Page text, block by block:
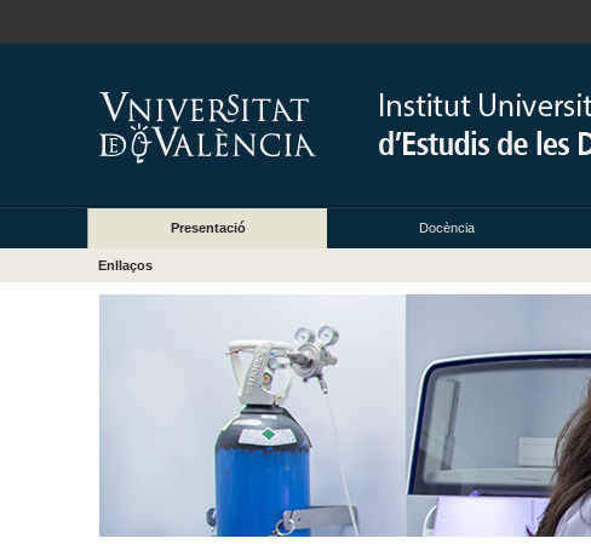
Presentació Docència
Enllaços